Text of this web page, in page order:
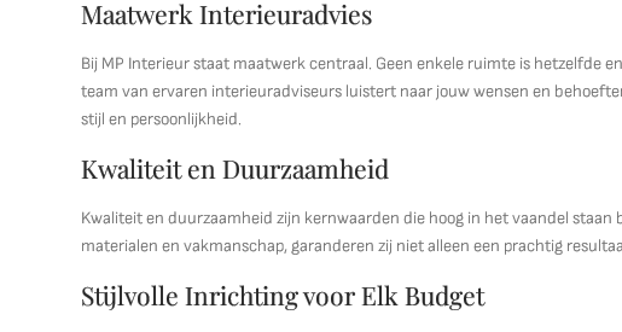
Maatwerk Interieuradvies
Bij MP Interieur staat maatwerk centraal. Geen enkele ruimte is hetzelfde
team van ervaren interieuradviseurs luistert naar jouw wensen en
stijl en persoonlijkheid.
Kwaliteit en Duurzaamheid
Kwaliteit en duurzaamheid zijn kernwaarden die hoog in het vaandel
materialen en vakmanschap, garanderen zij niet alleen een prachtig
Stijlvolle Inrichting voor Elk Budget